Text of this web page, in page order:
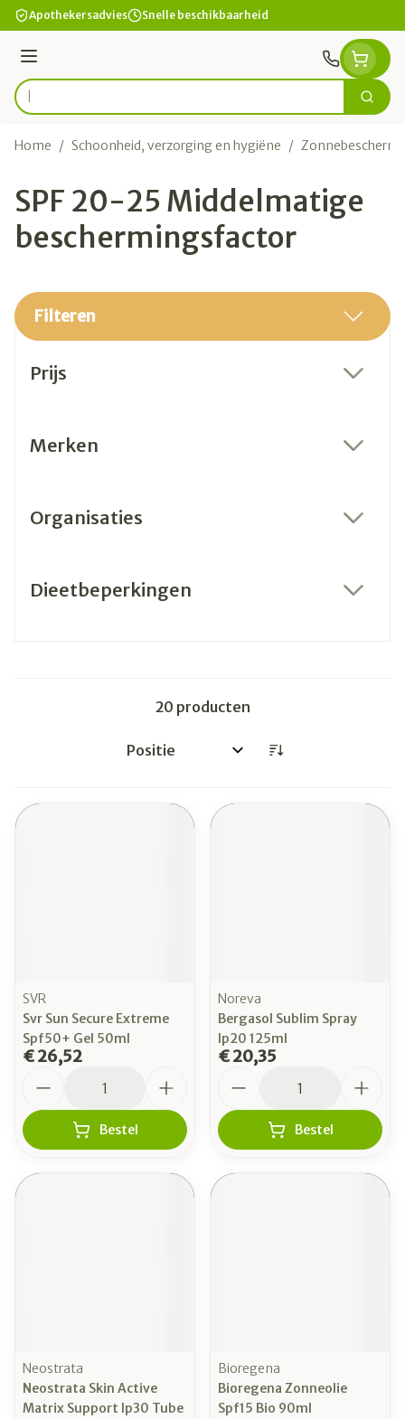
Ga naar de inhoud
Apothekersadvies Snelle beschikbaarheid
Menu
Product, merk, categorie... Zoek
Home / Schoonheid, verzorging en hygiëne /
SPF 20-25 Middelmatige
beschermingsfactor
Filteren
Prijs
Merken
Organisaties
Dieetbeperkingen
20 producten
Sorteer op:
SVR
Svr Sun Secure Extreme
Spf50+ Gel 50ml
€ 26,52
Bestel
Noreva
Bergasol Sublim Spray
Ip20 125ml
€ 20,35
Bestel
Neostrata
Neostrata Skin Active
Matrix Support Ip30 Tube
Bioregena
Bioregena Zonneolie
Spf15 Bio 90ml